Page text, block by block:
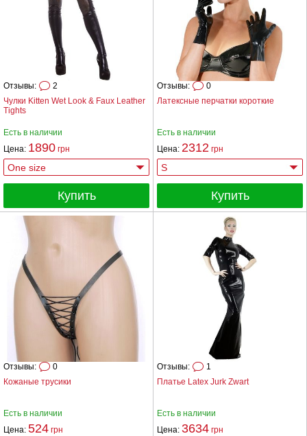
Чулки Kitten Wet Look & Faux Leather
Tights
Отзывы: 2
Есть в наличии
Цена: 1890 грн
Купить
Латексные перчатки короткие
Отзывы: 0
Есть в наличии
Цена: 2312 грн
Купить
Кожаные трусики
Отзывы: 0
Есть в наличии
Цена: 524 грн
Платье Latex Jurk Zwart
Отзывы: 1
Есть в наличии
Цена: 3634 грн